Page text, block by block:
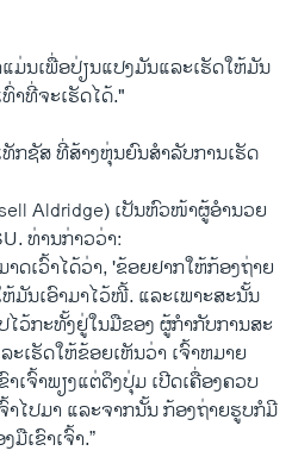
ມ່ນເພື່ອປ່ຽນແປງມັນແລະເຮັດໃຫ້ມັນ
າທີ່ຈະ​ເຮັດໄດ້."
ກຊັສ ທີ່​ສ້າງຫຸ່ນຍົນສຳ​ລັບການ​ເຮັດ​
Aldridge) ເປັນຫົວ​ໜ້າ​ຜູ້​ອຳ​ນວຍ​
ທ່ານ​ກ່າວ​ວ່າ:
ດເວົ້າໄດ້ວ່າ, 'ຂ້ອຍຢາກ​ໃຫ້ກ້ອງຖ່າຍ
ນເອົາ​ມາ​ໄວ້​ໜີ້. ແລະເພາະ​ສະນັ້ນ
ໄວ້ກະ​ທັ້ງຢູ່ໃນມືຂອງ ຜູ້ກຳ​ກັບ​ການ​ສະ​
ະເຮັດ​ໃຫ້ຂ້ອຍເຫັນວ່າ ເຈົ້າຫມາຍ
ເຈົ້າພຽງແຕ່ດຶງປຸ່ມ ​ເປີດເຄື່ອງ​ຄວບ​
ໄປ​ມາ ແລະ​ຈາກນັ້ນ ກ້ອງຖ່າຍຮູບກໍ​ມີ
ເຂົາເຈົ້າ.”